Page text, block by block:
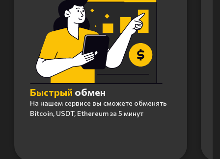
Быстрый обмен
На нашем сервисе вы сможете обменять
Bitcoin, USDT, Ethereum за 5 минут